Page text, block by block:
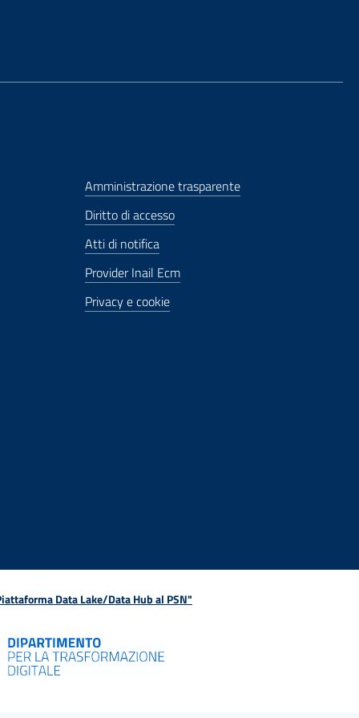
Amministrazione trasparente
Diritto di accesso
Atti di notifica
Provider Inail Ecm
Privacy e cookie
Data Lake/Data Hub al PSN"